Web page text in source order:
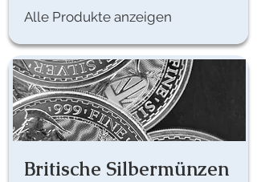
Alle Produkte anzeigen
Britische Silbermünzen